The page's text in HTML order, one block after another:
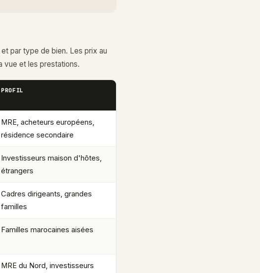
par type de bien. Les prix au
vue et les prestations.
PROFIL
MRE, acheteurs européens,
résidence secondaire
Investisseurs maison d'hôtes,
étrangers
Cadres dirigeants, grandes
familles
Familles marocaines aisées
MRE du Nord, investisseurs